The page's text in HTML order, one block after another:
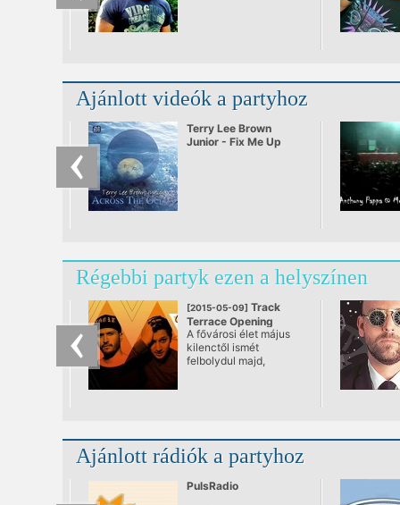
Ajánlott videók a partyhoz
Terry Lee Brown
Junior - Fix Me Up
Régebbi partyk ezen a helyszínen
[2015-05-09] Track
Terrace Opening
Fiesta
@ Track Terrace
A fővárosi élet május
kilenctől ismét
felbolydul majd,
meg kapuit a
Lágymányosi híd budai
oldalán a Track
Terrace, immár
Ajánlott rádiók a partyhoz
PulsRadio